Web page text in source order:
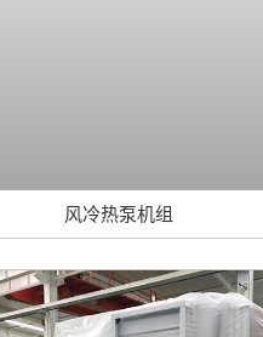
风冷热泵机组